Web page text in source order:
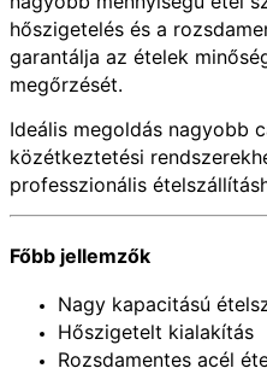
hőszigetelés és a
garantálja az ételek
megőrzését.
Ideális megoldás nagyobb
közétkeztetési
professzionális
Főbb jellemzők
Nagy kapacitású
Hőszigetelt kialakítás
Rozsdamentes acél